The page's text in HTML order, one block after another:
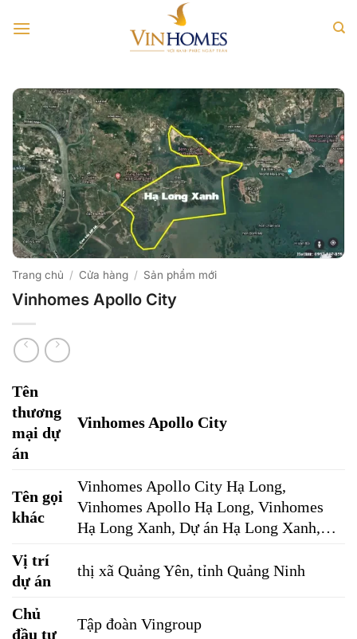
qua
Trang chủ / Cửa hàng / Sản phẩm mới
Vinhomes Apollo City
Tên
thương
mại dự
án
Vinhomes Apollo City
Tên gọi
khác
Vinhomes Apollo City Hạ Long,
Vinhomes Apollo Hạ Long, Vinhomes
Hạ Long Xanh, Dự án Hạ Long Xanh,…
Vị trí
dự án
thị xã Quảng Yên, tỉnh Quảng Ninh
Chủ
đầu tư
Tập đoàn Vingroup